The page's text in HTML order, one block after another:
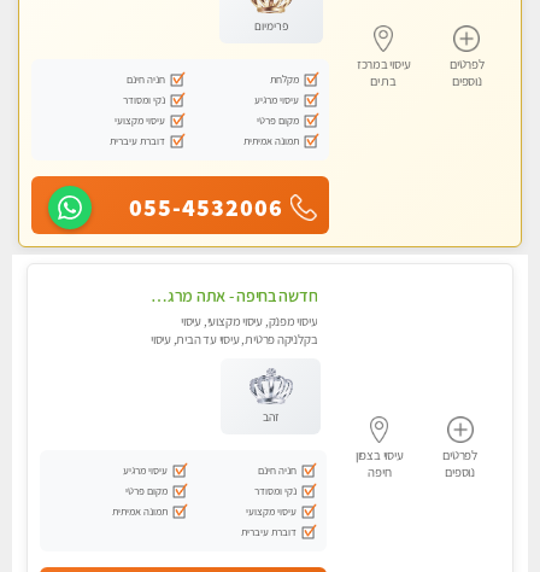
לפרטים
נוספים
עיסוי במרכז
בת ים
פרימיום
מקלחת
חניה חינם
עיסוי מרגיע
נקי ומסודר
מקום פרטי
עיסוי מקצועי
תמונה אמיתית
דוברת עיברית
055-4532006
לפרטים
נוספים
עיסוי בצפון
חיפה
חדשה בחיפה - אתה מרגיש עייף??? זה הזמן להתפנק בעיסוי מקצועי ברמה גבוהה- Highly recommended
עיסוי מפנק, עיסוי מקצועי, עיסוי
בקלניקה פרטית, עיסוי עד הבית, עיסוי
זהב
חניה חינם
עיסוי מרגיע
נקי ומסודר
מקום פרטי
עיסוי מקצועי
תמונה אמיתית
דוברת עיברית